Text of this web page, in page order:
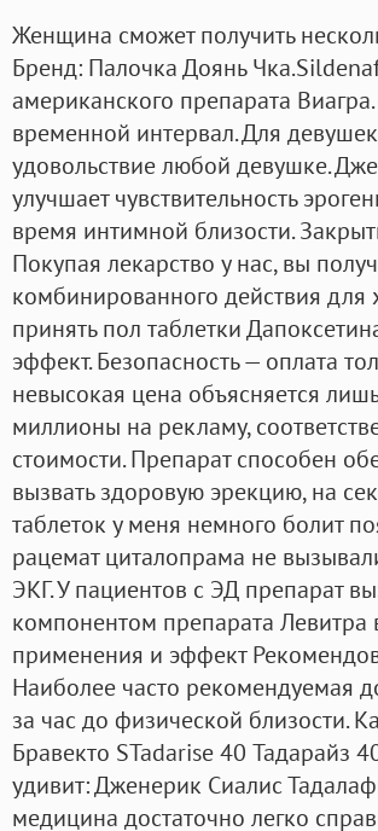
Женщина сможет получить
Бренд: Палочка Доянь
американского препарата
временной интервал. Для
удовольствие любой девушке.
улучшает чувствительность
время интимной близости.
Покупая лекарство у нас, вы
комбинированного действия
принять пол таблетки
эффект. Безопасность — оплата
невысокая цена объясняется
миллионы на рекламу,
стоимости. Препарат способен
вызвать здоровую эрекцию, на
таблеток у меня немного болит
рацемат циталопрама не
ЭКГ. У пациентов с ЭД препарат
компонентом препарата Левитра
применения и эффект
Наиболее часто рекомендуемая
за час до физической близости.
Бравекто STadarise 40 Тадарайз
удивит: Дженерик Сиалис
медицина достаточно легко